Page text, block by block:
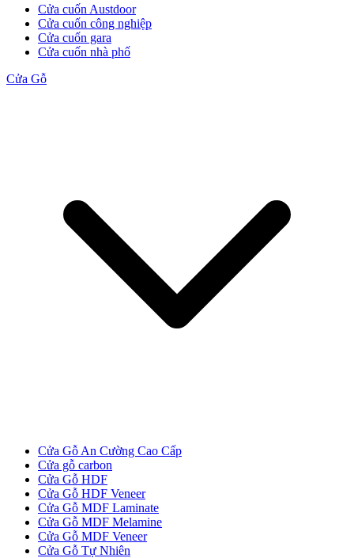
Cửa Gỗ Tự Nhiên
Cửa gỗ An Cường
Cửa cuốn Austdoor
Cửa cuốn công nghiệp
Cửa cuốn gara
Cửa cuốn nhà phố
Cửa Gỗ
Cửa Gỗ An Cường Cao Cấp
Cửa gỗ carbon
Cửa Gỗ HDF
Cửa Gỗ HDF Veneer
Cửa Gỗ MDF Laminate
Cửa Gỗ MDF Melamine
Cửa Gỗ MDF Veneer
Cửa Gỗ Tự Nhiên